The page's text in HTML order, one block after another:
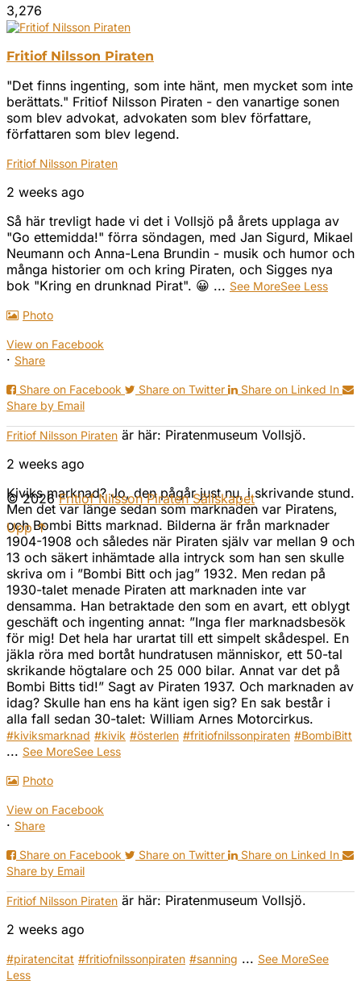
3,276
Fritiof Nilsson Piraten
"Det finns ingenting, som inte hänt, men mycket som inte
berättats." Fritiof Nilsson Piraten - den vanartige sonen
som blev advokat, advokaten som blev författare,
författaren som blev legend.
Fritiof Nilsson Piraten
2 weeks ago
Så här trevligt hade vi det i Vollsjö på årets upplaga av
"Go ettemidda!" förra söndagen, med Jan Sigurd, Mikael
Neumann och Anna-Lena Brundin - musik och humor och
många historier om och kring Piraten, och Sigges nya
bok "Kring en drunknad Pirat". 😀 ... See MoreSee Less
Photo
View on Facebook
· Share
Share on Facebook Share on Twitter
Share on Linked In
Share by Email
Fritiof Nilsson Piraten är här: Piratenmuseum Vollsjö.
2 weeks ago
Kiviks marknad? Jo, den pågår just nu, i skrivande stund.
Men det var länge sedan som marknaden var Piratens,
och Bombi Bitts marknad. Bilderna är från marknader
1904-1908 och således när Piraten själv var mellan 9 och
13 och säkert inhämtade alla intryck som han sen skulle
skriva om i ”Bombi Bitt och jag” 1932. Men redan på
1930-talet menade Piraten att marknaden inte var
densamma. Han betraktade den som en avart, ett oblygt
geschäft och ingenting annat: ”Inga fler marknadsbesök
för mig! Det hela har urartat till ett simpelt skådespel. En
jäkla röra med bortåt hundratusen människor, ett 50-tal
skrikande högtalare och 25 000 bilar. Annat var det på
Bombi Bitts tid!” Sagt av Piraten 1937. Och marknaden av
idag? Skulle han ens ha känt igen sig? En sak består i
alla fall sedan 30-talet: William Arnes Motorcirkus.
#kiviksmarknad #kivik #österlen #fritiofnilssonpiraten #BombiBitt
... See MoreSee Less
Photo
View on Facebook
· Share
Share on Facebook Share on Twitter
Share on Linked In
Share by Email
Fritiof Nilsson Piraten är här: Piratenmuseum Vollsjö.
2 weeks ago
#piratencitat #fritiofnilssonpiraten #sanning ... See MoreSee
Less
© 2026Fritiof Nilsson Piraten Sällskapet
Upp ↑